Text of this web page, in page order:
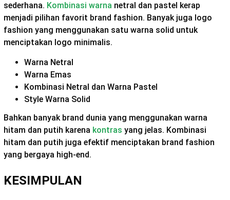
sederhana. Kombinasi warna netral dan pastel kerap
menjadi pilihan favorit brand fashion. Banyak juga logo
fashion yang menggunakan satu warna solid untuk
menciptakan logo minimalis.
Warna Netral
Warna Emas
Kombinasi Netral dan Warna Pastel
Style Warna Solid
Bahkan banyak brand dunia yang menggunakan warna
hitam dan putih karena kontras yang jelas. Kombinasi
hitam dan putih juga efektif menciptakan brand fashion
yang bergaya high-end.
KESIMPULAN